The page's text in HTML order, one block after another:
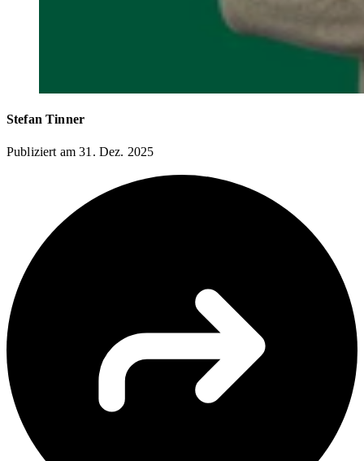
Stefan Tinner
Publiziert am 31. Dez. 2025